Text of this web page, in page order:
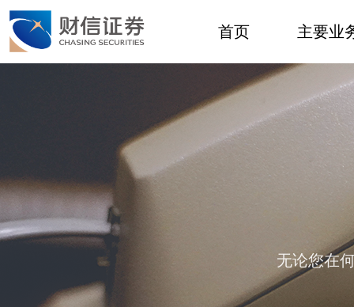
主要业
首页
无论您在